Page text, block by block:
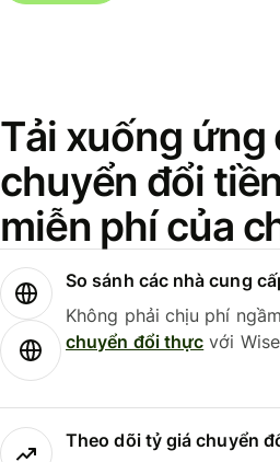
Tải xuống ứng
chuyển đổi
miễn phí của
So sánh các nhà cung
Không phải chịu phí
chuyển đổi thực với
Theo dõi tỷ giá chuyển